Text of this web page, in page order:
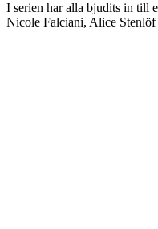
I serien har alla bjudits in till
Nicole Falciani, Alice